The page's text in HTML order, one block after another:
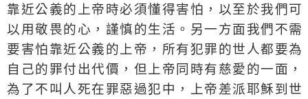
靠近公義的上帝時必須懂得害怕，以至於我們可
以用敬畏的心，謹慎的生活。另一方面我們不需
要害怕靠近公義的上帝，所有犯罪的世人都要為
自己的罪付出代價，但上帝同時有慈愛的一面，
為了不叫人死在罪惡過犯中，上帝差派耶穌到世